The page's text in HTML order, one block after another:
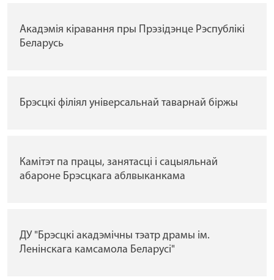
Акадэмія кіравання пры Прэзідэнце Рэспублікі
Беларусь
Брэсцкі філіял універсальнай таварнай біржы
Камітэт па працы, занятасцi i сацыяльнай
абароне Брэсцкага аблвыканкама
ДУ "Брэсцкі акадэмічны тэатр драмы ім.
Ленінскага камсамола Беларусі"